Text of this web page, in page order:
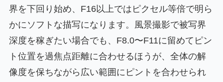
界を下回り始め、F16以上ではピクセル等倍で明ら
かにソフトな描写になります。風景撮影で被写界
深度を稼ぎたい場合でも、F8.0〜F11に留めてピン
ト位置を過焦点距離に合わせるほうが、全体の解
像度を保ちながら広い範囲にピントを合わせられ